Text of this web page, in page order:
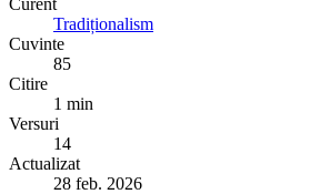
Curent
Tradiționalism
Cuvinte
85
Citire
1 min
Versuri
14
Actualizat
28 feb. 2026